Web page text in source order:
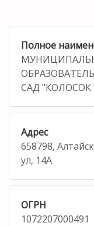
Полное
САД
Адрес
658798,
ул, 14А
ОГРН
1072207000491